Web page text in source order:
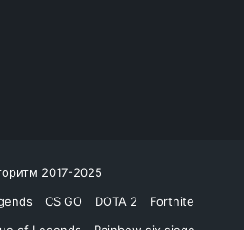
2017-2025
CS GO DOTA 2
Fortnite